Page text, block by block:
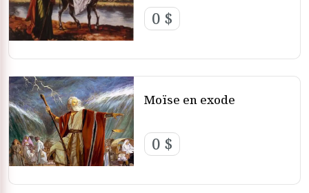
0 $
Moïse en exode
0 $